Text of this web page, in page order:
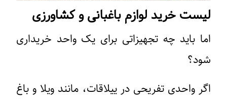
لیست خرید لوازم باغبانی و کشاورزی
اما باید چه تجهیزاتی برای یک واحد خریداری
شود؟
اگر واحدی تفریحی در ییلاقات، مانند ویلا و باغ